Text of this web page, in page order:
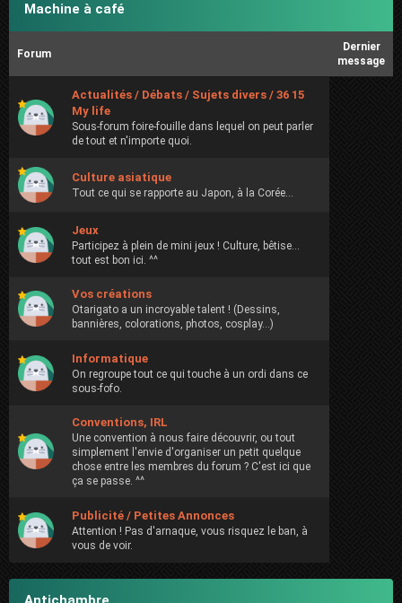
Machine à café
Forum
Dernier
message
Actualités / Débats / Sujets divers / 36 15
My life
Sous-forum foire-fouille dans lequel on peut parler
de tout et n'importe quoi.
Culture asiatique
Tout ce qui se rapporte au Japon, à la Corée...
Jeux
Participez à plein de mini jeux ! Culture, bêtise...
tout est bon ici. ^^
Vos créations
Otarigato a un incroyable talent ! (Dessins,
bannières, colorations, photos, cosplay...)
Informatique
On regroupe tout ce qui touche à un ordi dans ce
sous-fofo.
Conventions, IRL
Une convention à nous faire découvrir, ou tout
simplement l'envie d'organiser un petit quelque
chose entre les membres du forum ? C'est ici que
ça se passe. ^^
Publicité / Petites Annonces
Attention ! Pas d'arnaque, vous risquez le ban, à
vous de voir.